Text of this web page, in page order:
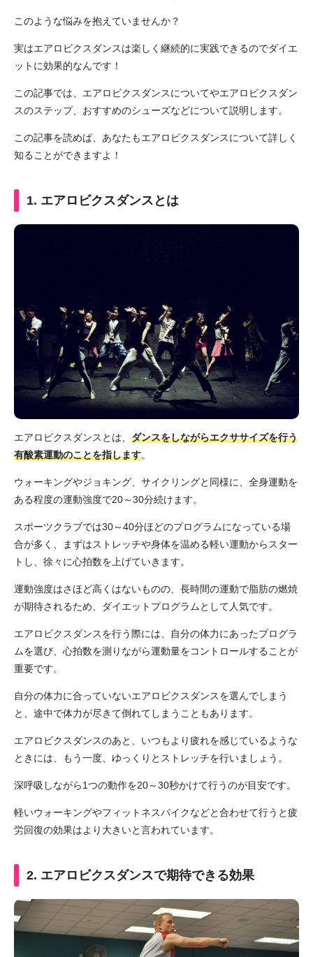
このような悩みを抱えていませんか？
実はエアロビクスダンスは楽しく継続的に実践できるのでダイエ
ットに効果的なんです！
この記事では、エアロビクスダンスについてやエアロビクスダン
スのステップ、おすすめのシューズなどについて説明します。
この記事を読めば、あなたもエアロビクスダンスについて詳しく
知ることができますよ！
1. エアロビクスダンスとは
エアロビクスダンスとは、 ダンスをしながらエクササイズを行う
有酸素運動のことを指します。
ウォーキングやジョキング、サイクリングと同様に、全身運動を
ある程度の運動強度で20～30分続けます。
スポーツクラブでは30～40分ほどのプログラムになっている場
合が多く、まずはストレッチや身体を温める軽い運動からスター
トし、徐々に心拍数を上げていきます。
運動強度はさほど高くはないものの、長時間の運動で脂肪の燃焼
が期待されるため、ダイエットプログラムとして人気です。
エアロビクスダンスを行う際には、自分の体力にあったプログラ
ムを選び、心拍数を測りながら運動量をコントロールすることが
重要です。
自分の体力に合っていないエアロビクスダンスを選んでしまう
と、途中で体力が尽きて倒れてしまうこともあります。
エアロビクスダンスのあと、いつもより疲れを感じているような
ときには、もう一度、ゆっくりとストレッチを行いましょう。
深呼吸しながら1つの動作を20～30秒かけて行うのが目安です。
軽いウォーキングやフィットネスバイクなどと合わせて行うと疲
労回復の効果はより大きいと言われています。
2. エアロビクスダンスで期待できる効果